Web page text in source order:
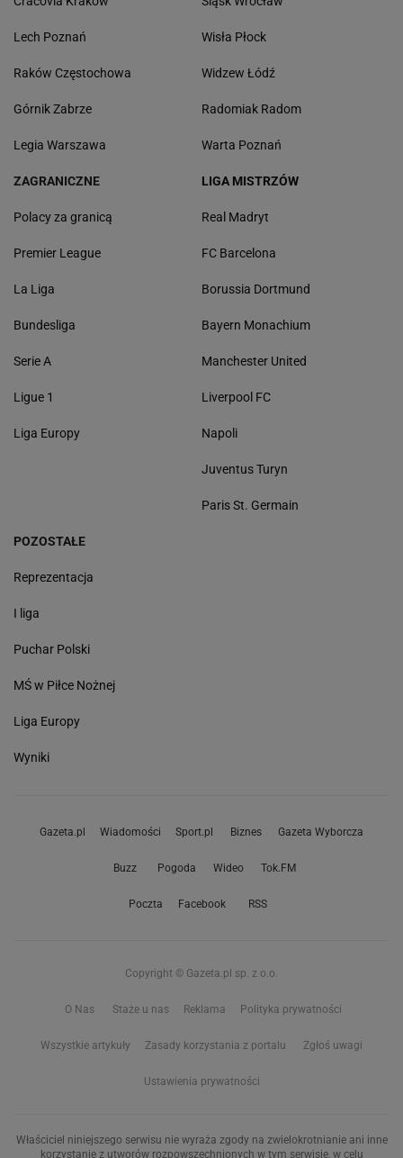
Lech Poznań
Raków Częstochowa
Górnik Zabrze
Legia Warszawa
Wisła Płock
Widzew Łódź
Radomiak Radom
Warta Poznań
ZAGRANICZNE
Polacy za granicą
Premier League
La Liga
Bundesliga
Serie A
Ligue 1
Liga Europy
LIGA MISTRZÓW
Real Madryt
FC Barcelona
Borussia Dortmund
Bayern Monachium
Manchester United
Liverpool FC
Napoli
Juventus Turyn
Paris St. Germain
POZOSTAŁE
Reprezentacja
I liga
Puchar Polski
MŚ w Piłce Nożnej
Liga Europy
Wyniki
Gazeta.pl Wiadomości Sport.pl Biznes Gazeta Wyborcza
Buzz Pogoda Wideo Tok.FM
Poczta Facebook RSS
Copyright © Gazeta.pl sp. z o.o.
O Nas Staże u nas Reklama Polityka prywatności
Wszystkie artykuły Zasady korzystania z portalu Zgłoś uwagi
Ustawienia prywatności
Właściciel niniejszego serwisu nie wyraża zgody na zwielokrotnianie ani inne
korzystanie z utworów rozpowszechnionych w tym serwisie, w celu